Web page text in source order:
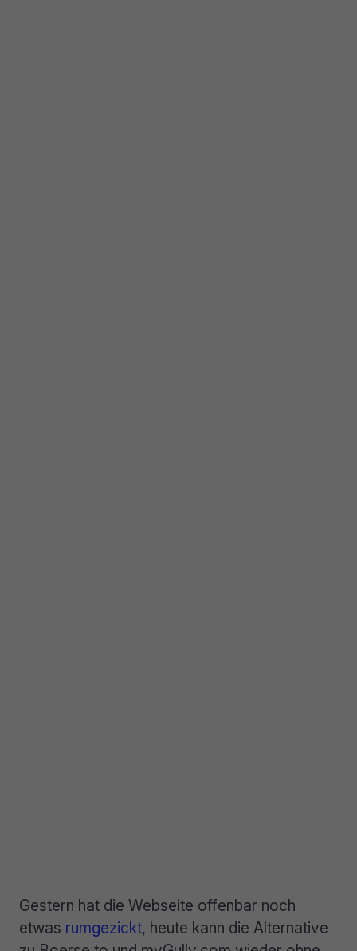
Gestern hat die Webseite offenbar noch
etwas rumgezickt, heute kann die Alternative